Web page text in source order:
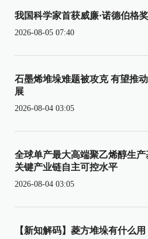
我国科学家首获威廉·诺德伯格
2026-08-05 07:40
石墨烯堆垛难题被攻克 有望推
展
2026-08-04 03:05
全球单产最大高端聚乙烯醇生
关键产业链自主可控水平
2026-08-04 03:05
【新知解码】菱方堆垛有什么用